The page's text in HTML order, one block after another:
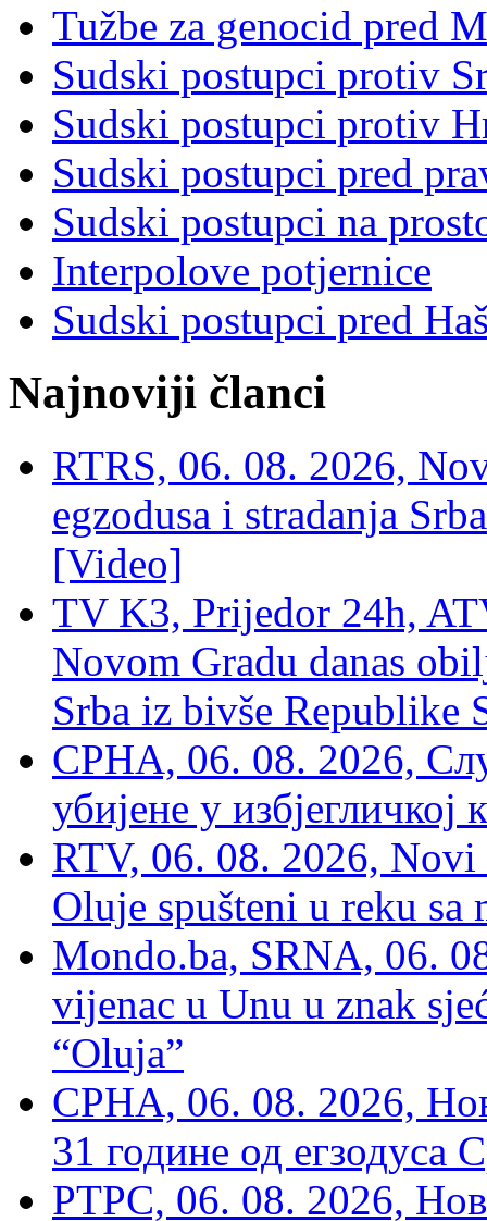
Tužbe za genocid pred
Sudski postupci protiv
Sudski postupci protiv
Sudski postupci pred
Sudski postupci na
Interpolove potjernice
Sudski postupci pred
Najnoviji članci
RTRS, 06. 08. 2026,
egzodusa i stradanja
[Video]
TV K3, Prijedor 24h,
Novom Gradu danas
Srba iz bivše Republike
СРНА, 06. 08. 2026,
убијене у избјегличкој
RTV, 06. 08. 2026, Novi
Oluje spušteni u reku sa
Mondo.ba, SRNA, 06.
vijenac u Unu u znak
“Oluja”
СРНА, 06. 08. 2026,
31 године од егзодуса
РТРС, 06. 08. 2026,